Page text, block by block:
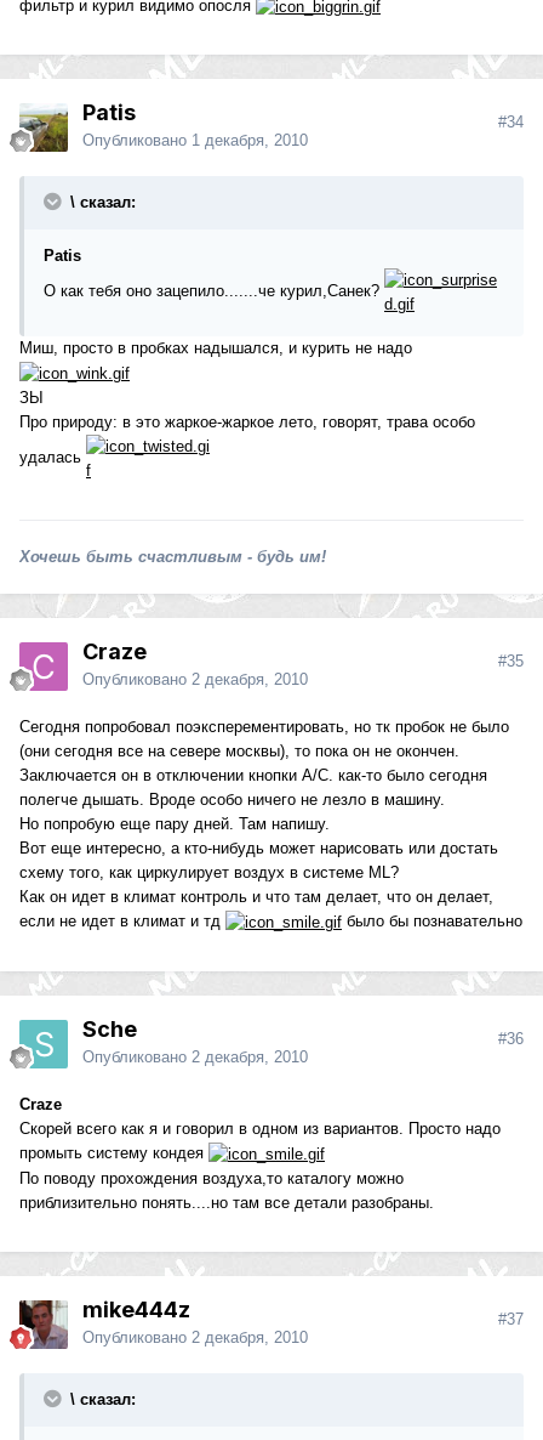
фильтр и курил видимо опосля
Patis
Опубликовано 1 декабря, 2010
#34
\ сказал:
Patis
О как тебя оно зацепило.......че курил,Санек?
Миш, просто в пробках надышался, и курить не надо
ЗЫ
Про природу: в это жаркое-жаркое лето, говорят, трава особо
удалась
Хочешь быть счастливым - будь им!
Craze
Опубликовано 2 декабря, 2010
#35
Сегодня попробовал поэксперементировать, но тк пробок не было
(они сегодня все на севере москвы), то пока он не окончен.
Заключается он в отключении кнопки A/C. как-то было сегодня
полегче дышать. Вроде особо ничего не лезло в машину.
Но попробую еще пару дней. Там напишу.
Вот еще интересно, а кто-нибудь может нарисовать или достать
схему того, как циркулирует воздух в системе ML?
Как он идет в климат контроль и что там делает, что он делает,
если не идет в климат и тд
было бы познавательно
Sche
Опубликовано 2 декабря, 2010
#36
Craze
Скорей всего как я и говорил в одном из вариантов. Просто надо
промыть систему кондея
По поводу прохождения воздуха,то каталогу можно
приблизительно понять....но там все детали разобраны.
mike444z
Опубликовано 2 декабря, 2010
#37
\ сказал: